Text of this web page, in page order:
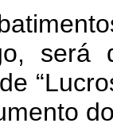
será